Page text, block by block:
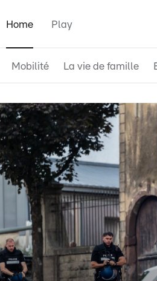
Home Play
Mobilité La vie de famille